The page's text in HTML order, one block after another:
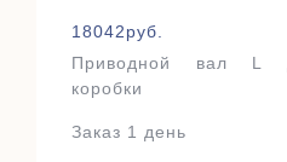
18042руб.
Приводной вал L
коробки
Заказ 1 день